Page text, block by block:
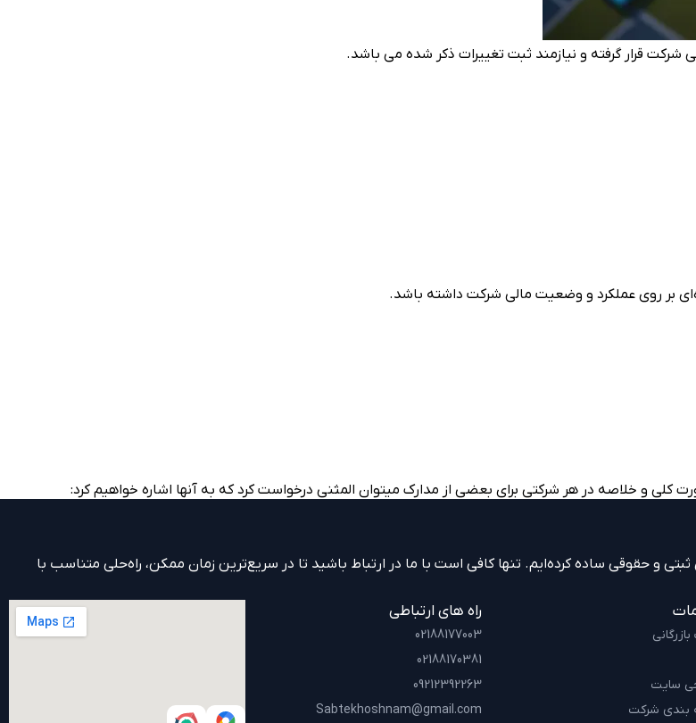
قرار گرفته و نیازمند ثبت تغییرات ذکر شده می باشد.
بر روی عملکرد و وضعیت مالی شرکت داشته باشد.
کلی و خلاصه در هر شرکتی برای بعضی از مدارک می­توان المثنی درخواست کرد که به آن­ها اشاره خواهیم کرد:
و حقوقی ساده کرده‌ایم. تنها کافی است با ما در ارتباط باشید تا در سریع‌ترین زمان ممکن، راه‌حلی متناسب با
سایت
بندی شرکت
راه های ارتباطی
02188177003
02188170381
09212392263
Sabtekhoshnam@gmail.com